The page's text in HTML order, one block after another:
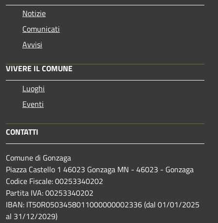
Notizie
Comunicati
Avvisi
VIVERE IL COMUNE
Luoghi
Eventi
CONTATTI
Comune di Gonzaga
Piazza Castello 1 46023 Gonzaga MN - 46023 - Gonzaga
Codice Fiscale: 00253340202
Partita IVA: 00253340202
IBAN: IT50R0503458011000000002336 (dal 01/01/2025
al 31/12/2029)